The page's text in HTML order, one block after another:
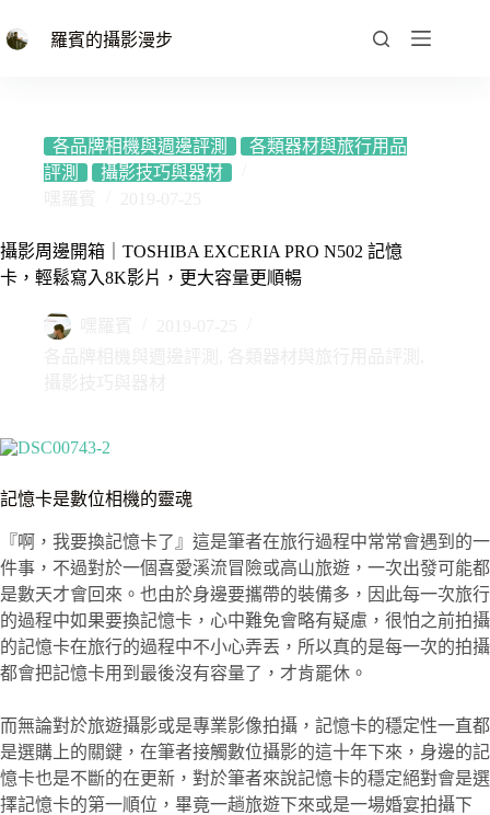
至
羅賓的攝影漫步
各品牌相機與週邊評測
各類器材與旅行用品
評測
攝影技巧與器材
攝影周邊開箱｜TOSHIBA EXCERIA PRO N502 記憶
卡，輕鬆寫入8K影片，更大容量更順暢
記憶卡是數位相機的靈魂
『啊，我要換記憶卡了』這是筆者在旅行過程中常常會遇到的一
件事，不過對於一個喜愛溪流冒險或高山旅遊，一次出發可能都
是數天才會回來。也由於身邊要攜帶的裝備多，因此每一次旅行
的過程中如果要換記憶卡，心中難免會略有疑慮，很怕之前拍攝
的記憶卡在旅行的過程中不小心弄丟，所以真的是每一次的拍攝
都會把記憶卡用到最後沒有容量了，才肯罷休。
而無論對於旅遊攝影或是專業影像拍攝，記憶卡的穩定性一直都
是選購上的關鍵，在筆者接觸數位攝影的這十年下來，身邊的記
憶卡也是不斷的在更新，對於筆者來說記憶卡的穩定絕對會是選
擇記憶卡的第一順位，畢竟一趟旅遊下來或是一場婚宴拍攝下